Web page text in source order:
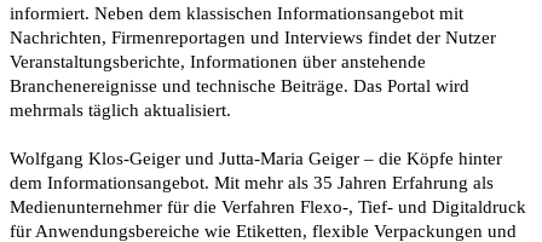
informiert. Neben dem klassischen Informationsangebot mit
Nachrichten, Firmenreportagen und Interviews findet der Nutzer
Veranstaltungsberichte, Informationen über anstehende
Branchenereignisse und technische Beiträge. Das Portal wird
mehrmals täglich aktualisiert.
Wolfgang Klos-Geiger und Jutta-Maria Geiger – die Köpfe hinter
dem Informationsangebot. Mit mehr als 35 Jahren Erfahrung als
Medienunternehmer für die Verfahren Flexo-, Tief- und Digitaldruck
für Anwendungsbereiche wie Etiketten, flexible Verpackungen und